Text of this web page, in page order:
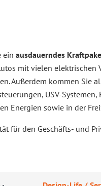
ein ausdauerndes Kraftpake
mit vielen
Außerdem kommen Sie
USV-
Energien sowie in der
für den Geschäfts- und